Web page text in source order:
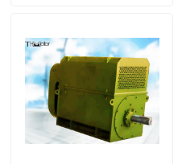
Tur Pabrik
Kontrol kualitas